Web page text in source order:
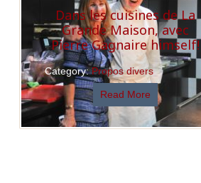
Dans les cuisines de La
Grande Maison, avec
Pierre Gagnaire himself!
Category:Propos divers
Read More